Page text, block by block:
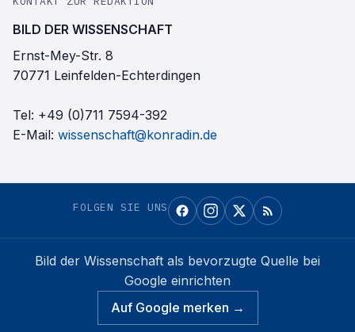
BILD DER WISSENSCHAFT
Ernst-Mey-Str. 8
70771 Leinfelden-Echterdingen
Tel: +49 (0)711 7594-392
E-Mail: wissenschaft@konradin.de
FOLGEN SIE UNS
Bild der Wissenschaft als bevorzugte Quelle bei
Google einrichten
Auf Google merken →